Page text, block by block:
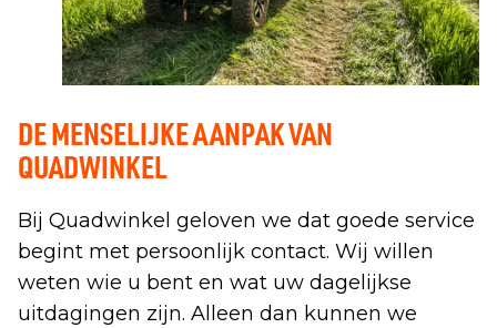
DE MENSELIJKE AANPAK VAN
QUADWINKEL
Bij Quadwinkel geloven we dat goede service
begint met persoonlijk contact. Wij willen
weten wie u bent en wat uw dagelijkse
uitdagingen zijn. Alleen dan kunnen we